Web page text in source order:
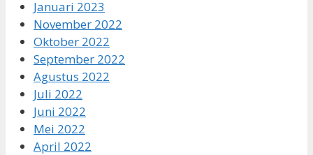
Januari 2023
November 2022
Oktober 2022
September 2022
Agustus 2022
Juli 2022
Juni 2022
Mei 2022
April 2022